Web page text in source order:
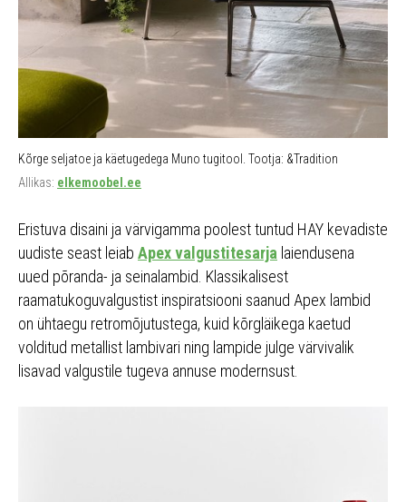
Kõrge seljatoe ja käetugedega Muno tugitool. Tootja: &Tradition
Allikas: elkemoobel.ee
Eristuva disaini ja värvigamma poolest tuntud HAY kevadiste
uudiste seast leiab Apex valgustitesarja laiendusena
uued põranda- ja seinalambid. Klassikalisest
raamatukoguvalgustist inspiratsiooni saanud Apex lambid
on ühtaegu retromõjutustega, kuid kõrgläikega kaetud
volditud metallist lambivari ning lampide julge värvivalik
lisavad valgustile tugeva annuse modernsust.